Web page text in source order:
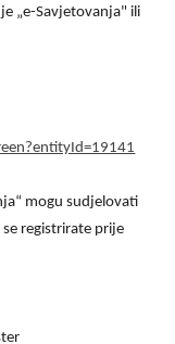
„e-Savjetovanja" ili
mogu sudjelovati
registrirate prije